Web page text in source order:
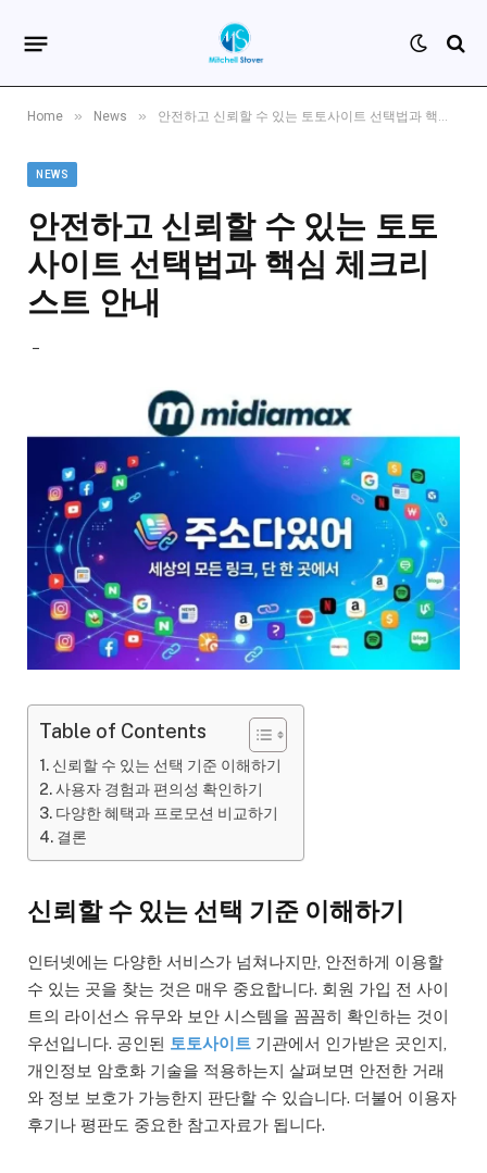
Home » News » 안전하고 신뢰할 수 있는 토토사이트 선택법과 핵심 체크리스트 안내
NEWS
안전하고 신뢰할 수 있는 토토
사이트 선택법과 핵심 체크리
스트 안내
Table of Contents
신뢰할 수 있는 선택 기준 이해하기
사용자 경험과 편의성 확인하기
다양한 혜택과 프로모션 비교하기
결론
신뢰할 수 있는 선택 기준 이해하기
인터넷에는 다양한 서비스가 넘쳐나지만, 안전하게 이용할
수 있는 곳을 찾는 것은 매우 중요합니다. 회원 가입 전 사이
트의 라이선스 유무와 보안 시스템을 꼼꼼히 확인하는 것이
우선입니다. 공인된 토토사이트 기관에서 인가받은 곳인지,
개인정보 암호화 기술을 적용하는지 살펴보면 안전한 거래
와 정보 보호가 가능한지 판단할 수 있습니다. 더불어 이용자
후기나 평판도 중요한 참고자료가 됩니다.